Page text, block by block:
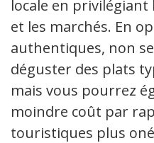
locale en
et les marchés. En
authentiques, non
déguster des plats
mais vous pourrez
moindre coût par
touristiques plus